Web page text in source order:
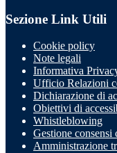
Sezione Link Utili
Cookie policy
Note legali
Informativa
Ufficio Relazioni
Dichiarazione di
Obiettivi di
Whistleblowing
Gestione consensi
Amministrazione